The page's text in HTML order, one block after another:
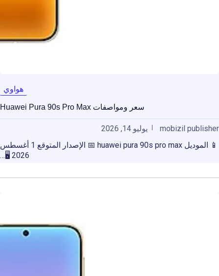
هواوي
سعر ومواصفات Huawei Pura 90s Pro Max
mobizil publisher
يوليو 14, 2026
📱 الموديل huawei pura 90s pro max 📅 الإصدار المتوقع 1 أغسطس
2026 🖥️…